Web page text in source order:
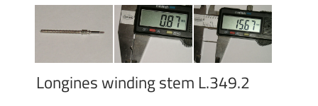
Longines winding stem L.349.2